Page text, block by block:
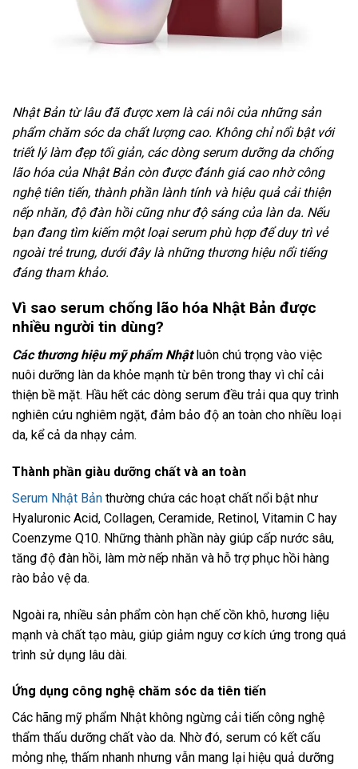
Nhật Bản từ lâu đã được xem là cái nôi của những sản
phẩm chăm sóc da chất lượng cao. Không chỉ nổi bật với
triết lý làm đẹp tối giản, các dòng serum dưỡng da chống
lão hóa của Nhật Bản còn được đánh giá cao nhờ công
nghệ tiên tiến, thành phần lành tính và hiệu quả cải thiện
nếp nhăn, độ đàn hồi cũng như độ sáng của làn da. Nếu
bạn đang tìm kiếm một loại serum phù hợp để duy trì vẻ
ngoài trẻ trung, dưới đây là những thương hiệu nổi tiếng
đáng tham khảo.
Vì sao serum chống lão hóa Nhật Bản được
nhiều người tin dùng?
Các thương hiệu mỹ phẩm Nhậtluôn chú trọng vào việc
nuôi dưỡng làn da khỏe mạnh từ bên trong thay vì chỉ cải
thiện bề mặt. Hầu hết các dòng serum đều trải qua quy trình
nghiên cứu nghiêm ngặt, đảm bảo độ an toàn cho nhiều loại
da, kể cả da nhạy cảm.
Thành phần giàu dưỡng chất và an toàn
Serum Nhật Bản thường chứa các hoạt chất nổi bật như
Hyaluronic Acid, Collagen, Ceramide, Retinol, Vitamin C hay
Coenzyme Q10. Những thành phần này giúp cấp nước sâu,
tăng độ đàn hồi, làm mờ nếp nhăn và hỗ trợ phục hồi hàng
rào bảo vệ da.
Ngoài ra, nhiều sản phẩm còn hạn chế cồn khô, hương liệu
mạnh và chất tạo màu, giúp giảm nguy cơ kích ứng trong quá
trình sử dụng lâu dài.
Ứng dụng công nghệ chăm sóc da tiên tiến
Các hãng mỹ phẩm Nhật không ngừng cải tiến công nghệ
thẩm thấu dưỡng chất vào da. Nhờ đó, serum có kết cấu
mỏng nhẹ, thấm nhanh nhưng vẫn mang lại hiệu quả dưỡng